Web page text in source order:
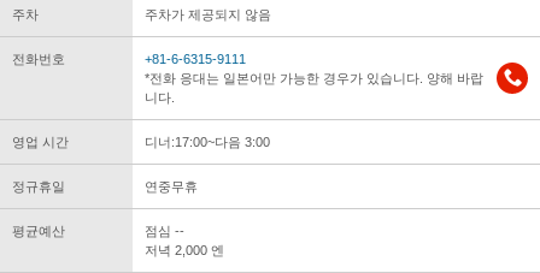
주차 주차가 제공되지 않음
전화번호
+81-6-6315-9111
*전화 응대는 일본어만 가능한 경우가 있습니다. 양해 바랍
니다.
영업 시간 디너:17:00~다음 3:00
정규휴일 연중무휴
평균예산
점심 --
저녁 2,000 엔